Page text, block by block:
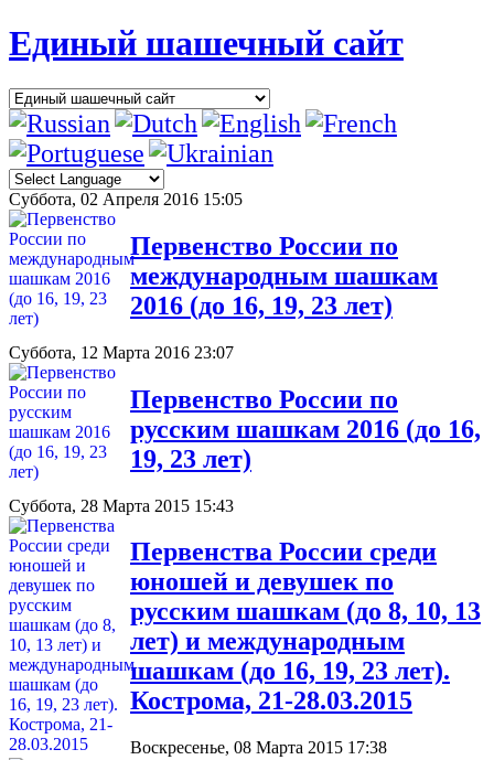
Единый шашечный сайт
Суббота, 02 Апреля 2016 15:05
Первенство России по
международным шашкам
2016 (до 16, 19, 23 лет)
Суббота, 12 Марта 2016 23:07
Первенство России по
русским шашкам 2016 (до 16,
19, 23 лет)
Суббота, 28 Марта 2015 15:43
Первенства России среди
юношей и девушек по
русским шашкам (до 8, 10, 13
лет) и международным
шашкам (до 16, 19, 23 лет).
Кострома, 21-28.03.2015
Воскресенье, 08 Марта 2015 17:38